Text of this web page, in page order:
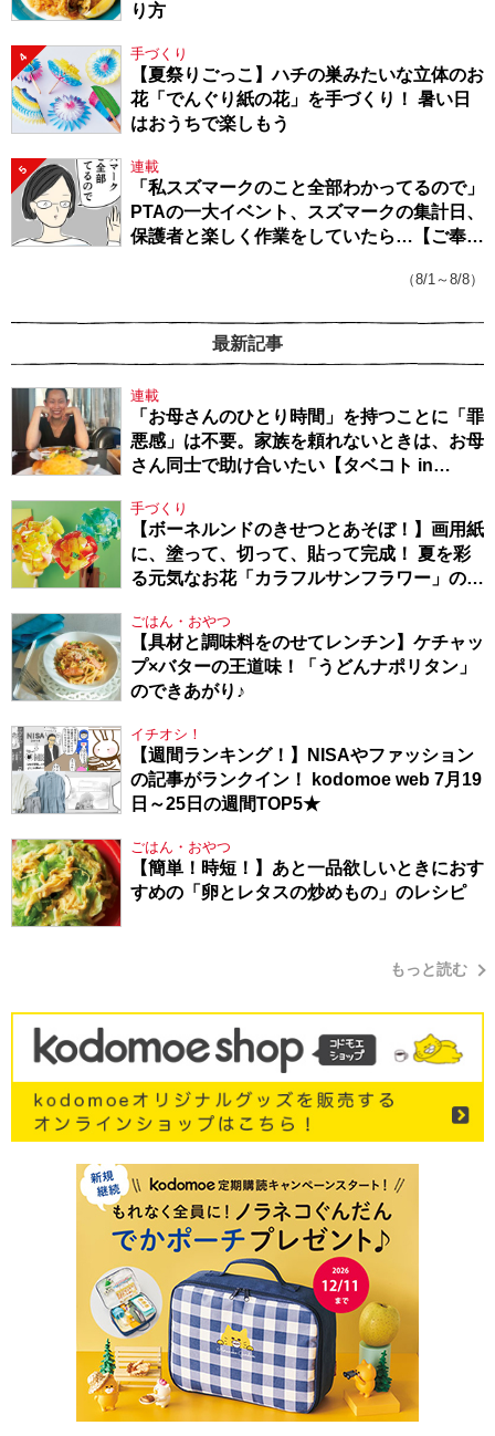
り方
4 手づくり
【夏祭りごっこ】ハチの巣みたいな立体のお
花「でんぐり紙の花」を手づくり！ 暑い日
はおうちで楽しもう
5 連載
「私スズマークのこと全部わかってるので」
PTAの一大イベント、スズマークの集計日、
保護者と楽しく作業をしていたら…【ご奉仕
（8/1～8/8）
最新記事
連載
「お母さんのひとり時間」を持つことに「罪
悪感」は不要。家族を頼れないときは、お母
さん同士で助け合いたい【タベコト in
手づくり
【ボーネルンドのきせつとあそぼ！】画用紙
に、塗って、切って、貼って完成！ 夏を彩
る元気なお花「カラフルサンフラワー」の作
ごはん・おやつ
【具材と調味料をのせてレンチン】ケチャッ
プ×バターの王道味！「うどんナポリタン」
のできあがり♪
イチオシ！
【週間ランキング！】NISAやファッション
の記事がランクイン！ kodomoe web 7月19
日～25日の週間TOP5★
ごはん・おやつ
【簡単！時短！】あと一品欲しいときにおす
すめの「卵とレタスの炒めもの」のレシピ
もっと読む